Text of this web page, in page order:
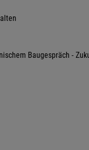
Baugespräch -